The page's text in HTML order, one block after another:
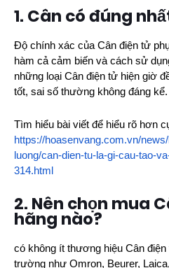
1. Cân có đúng
Độ chính xác của Cân điện tử
hàm cả cảm biến và cách sử
những loại Cân điện tử hiện giờ
tốt, sai số thường không đáng kể.
Tìm hiểu bài viết để hiểu rõ hơn
https://hoasenvang.com.vn/
luong/can-dien-tu-la-gi-cau-tao-
314.html
2. Nên chọn mua
hãng nào?
có không ít thương hiệu Cân
trường như Omron, Beurer,